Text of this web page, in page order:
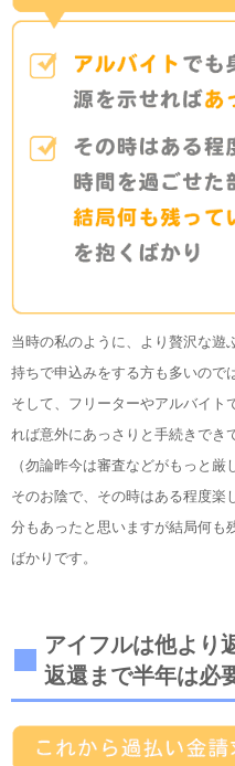
当時の私のように、より贅沢な遊
持ちで申込みをする方も多いので
そして、フリーターやアルバイト
れば意外にあっさりと手続きでき
（勿論昨今は審査などがもっと厳
そのお陰で、その時はある程度楽
分もあったと思いますが結局何も
ばかりです。
アイフルは他より
返還まで半年は必